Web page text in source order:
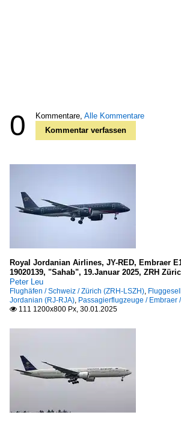
0 Kommentare, Alle Kommentare
Kommentar verfassen
Royal Jordanian Airlines, JY-RED, Embraer
19020139, "Sahab", 19.Januar 2025, ZRH
Peter Leu
Flughäfen / Schweiz / Zürich (ZRH-LSZH),
Jordanian (RJ-RJA), Passagierflugzeuge / Embraer
 111 1200x800 Px, 30.01.2025